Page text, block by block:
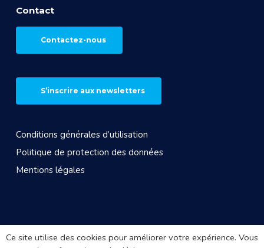
Contact
Contactez-nous
S’inscrire aux newsletters
Conditions générales d’utilisation
Politique de protection des données
Mentions légales
© 2026 CROS Auvergne Rhône-Alpes. Site réalisé par
Arkanite
Ce site utilise des cookies pour améliorer votre expérience. Vous